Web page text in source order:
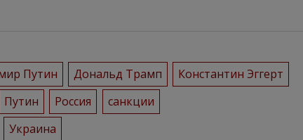
Путин Дональд Трамп
Константин Эггерт
Путин Россия
санкции
Украина